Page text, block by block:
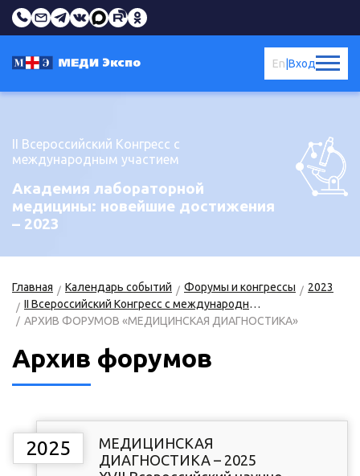
Вход
En
II Всероссийский Конгресс с
международным участием
Академия лабораторной
медицины: новейшие достижения
– 2023
Главная Календарь событий Форумы и конгрессы
2023
II Всероссийский Конгресс с международным участием «Академия лабораторной медицины: новейшие достижения – 2023»
АРХИВ ФОРУМОВ «МЕДИЦИНСКАЯ ДИАГНОСТИКА»
Архив форумов
2025
МЕДИЦИНСКАЯ
ДИАГНОСТИКА – 2025